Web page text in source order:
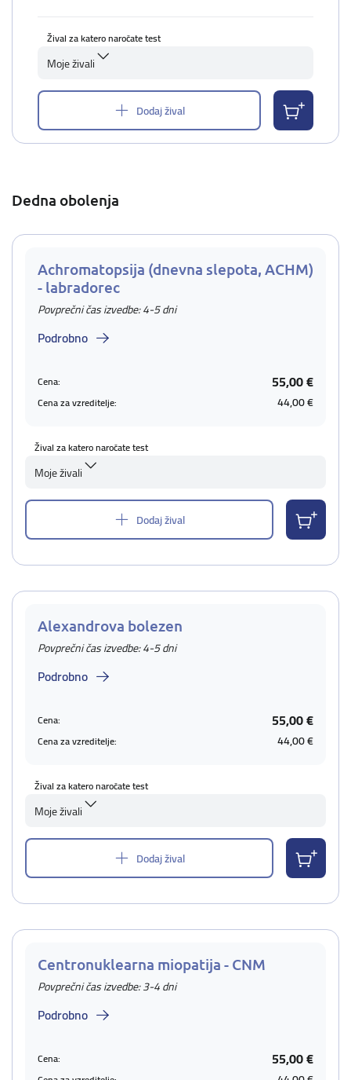
Žival za katero naročate test
Moje živali
Dodaj žival
Dedna obolenja
Achromatopsija (dnevna slepota, ACHM)
- labradorec
Povprečni čas izvedbe: 4-5 dni
Podrobno
Cena: 55,00 €
Cena za vzreditelje: 44,00 €
Žival za katero naročate test
Moje živali
Dodaj žival
Alexandrova bolezen
Povprečni čas izvedbe: 4-5 dni
Podrobno
Cena: 55,00 €
Cena za vzreditelje: 44,00 €
Žival za katero naročate test
Moje živali
Dodaj žival
Centronuklearna miopatija - CNM
Povprečni čas izvedbe: 3-4 dni
Podrobno
Cena: 55,00 €